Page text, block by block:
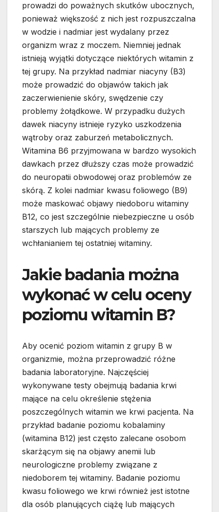
prowadzi do poważnych skutków ubocznych,
ponieważ większość z nich jest rozpuszczalna
w wodzie i nadmiar jest wydalany przez
organizm wraz z moczem. Niemniej jednak
istnieją wyjątki dotyczące niektórych witamin z
tej grupy. Na przykład nadmiar niacyny (B3)
może prowadzić do objawów takich jak
zaczerwienienie skóry, swędzenie czy
problemy żołądkowe. W przypadku dużych
dawek niacyny istnieje ryzyko uszkodzenia
wątroby oraz zaburzeń metabolicznych.
Witamina B6 przyjmowana w bardzo wysokich
dawkach przez dłuższy czas może prowadzić
do neuropatii obwodowej oraz problemów ze
skórą. Z kolei nadmiar kwasu foliowego (B9)
może maskować objawy niedoboru witaminy
B12, co jest szczególnie niebezpieczne u osób
starszych lub mających problemy ze
wchłanianiem tej ostatniej witaminy.
Jakie badania można
wykonać w celu oceny
poziomu witamin B?
Aby ocenić poziom witamin z grupy B w
organizmie, można przeprowadzić różne
badania laboratoryjne. Najczęściej
wykonywane testy obejmują badania krwi
mające na celu określenie stężenia
poszczególnych witamin we krwi pacjenta. Na
przykład badanie poziomu kobalaminy
(witamina B12) jest często zalecane osobom
skarżącym się na objawy anemii lub
neurologiczne problemy związane z
niedoborem tej witaminy. Badanie poziomu
kwasu foliowego we krwi również jest istotne
dla osób planujących ciążę lub mających